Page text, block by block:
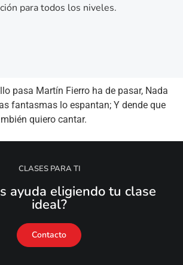
para todos los niveles.
pasa Martín Fierro ha de pasar, Nada
fantasmas lo espantan; Y dende que
quiero cantar.
CLASES PARA TI
ayuda eligiendo tu clase
ideal?
Contacto